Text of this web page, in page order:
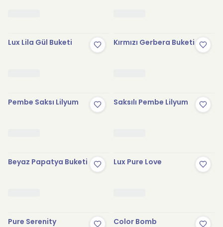
Lux Lila Gül Buketi Kırmızı Gerbera Buketi
Pembe Saksı Lilyum Saksılı Pembe Lilyum
Beyaz Papatya Buketi Lux Pure Love
Pure Serenity Color Bomb